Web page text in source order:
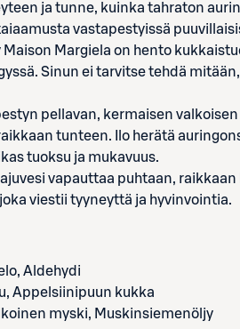
ja tunne, kuinka tahraton
vastapestyissä
Maison Margiela on hento
Sinun ei tarvitse tehdä
pellavan, kermaisen
tunteen. Ilo herätä
tuoksu ja mukavuus.
vapauttaa puhtaan,
viestii tyyneyttä ja hyvinvointia.
Aldehydi
Appelsiinipuun kukka
myski, Muskinsiemenöljy